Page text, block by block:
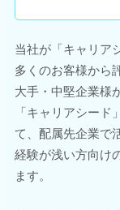
当社が「キャリア
多くのお客様から
大手・中堅企業様
「キャリアシー
て、配属先企業で
経験が浅い方向け
ます。